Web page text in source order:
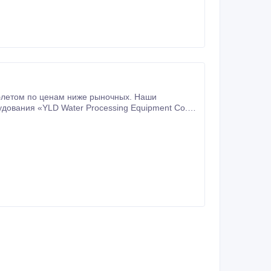
«YLD Water Processing Equipment Co.,